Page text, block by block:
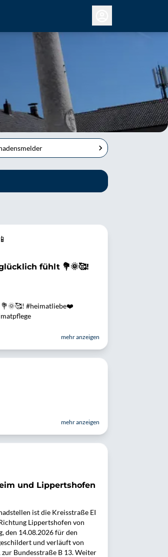
fühlt 💐🌞🥰!
💐🌞🥰! #heimatliebe❤️
mehr anzeigen
mehr anzeigen
und Lippertshofen
ist die Kreisstraße EI
Lippertshofen von
den 14.08.2026 für den
und verläuft von
Bundesstraße B 13. Weiter